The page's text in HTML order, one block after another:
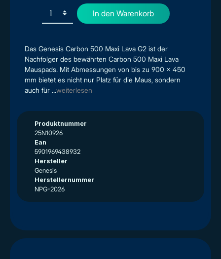
Das Genesis Carbon 500 Maxi Lava G2 ist der
Nachfolger des bewährten Carbon 500 Maxi Lava
Mauspads. Mit Abmessungen von bis zu 900 x 450
mm bietet es nicht nur Platz für die Maus, sondern
auch für ...weiterlesen
Produktnummer
25N10926
Ean
5901969438932
Hersteller
Genesis
Herstellernummer
NPG-2026
In den Warenkorb